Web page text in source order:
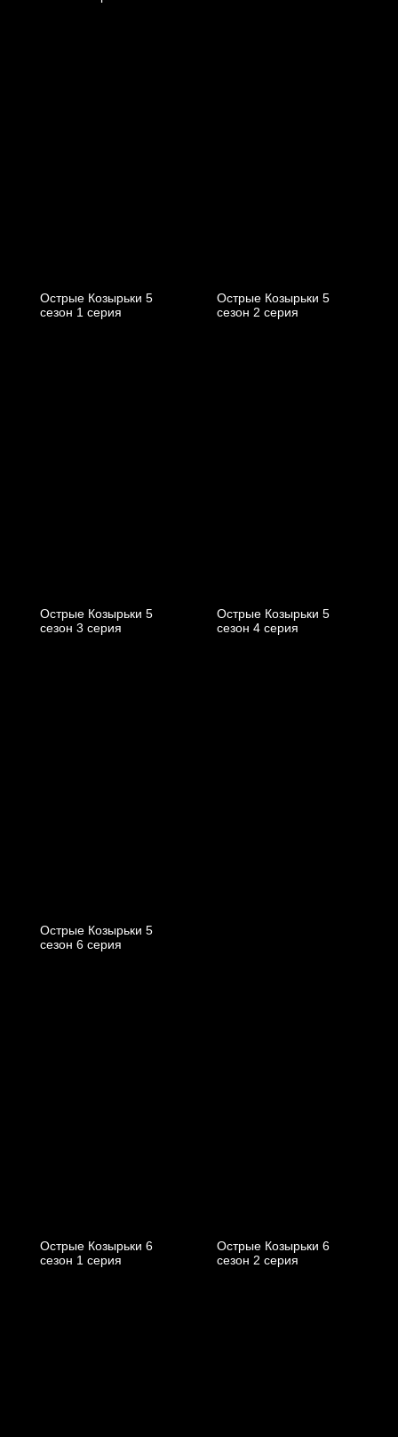
Острые Козырьки 5
cезон 1 cерия
Острые Козырьки 5
cезон 2 cерия
Острые Козырьки 5
cезон 3 cерия
Острые Козырьки 5
cезон 4 cерия
Острые Козырьки 5
cезон 6 cерия
Острые Козырьки 6
cезон 1 cерия
Острые Козырьки 6
cезон 2 cерия